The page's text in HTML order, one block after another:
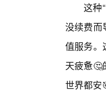
这种
没续费而
值服务。
天疲惫🤔
世界都安